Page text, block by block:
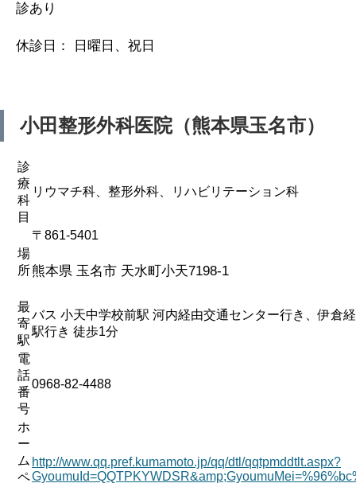
診あり
休診日： 日曜日、祝日
小田整形外科医院（熊本県玉名市）
診
療
科
目
リウマチ科、整形外科、リハビリテーション科
場
所
〒861-5401
熊本県 玉名市 天水町小天7198-1
最
寄
駅
バス 小天中学校前駅 河内経由交通センター行き、伊倉
駅行き 徒歩1分
電
話
番
号
0968-82-4488
ホ
ー
ム
ペ
http://www.qq.pref.kumamoto.jp/qq/dtl/qqtpmddtlt.aspx?